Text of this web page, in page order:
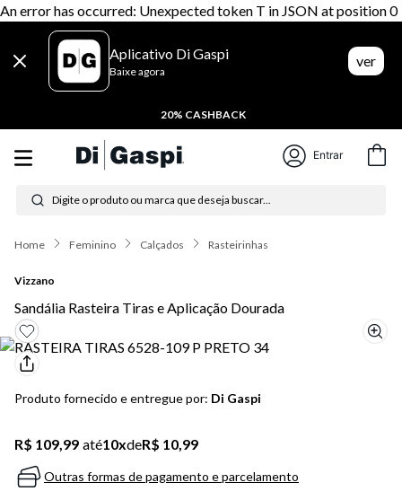
An error has occurred: Unexpected token T in JSON at position 0
Aplicativo Di Gaspi
Baixe agora
ver
20% CASHBACK
Entrar
Digite o produto ou marca que deseja buscar...
Feminino Calçados Rasteirinhas
Vizzano
Sandália Rasteira Tiras e Aplicação Dourada
Produto fornecido e entregue por: Di Gaspi
R$ 109,99 até10xdeR$ 10,99
Outras formas de pagamento e parcelamento
Termos mais buscados
1º tênis feminino
3º moletom
4º tênis masculino
5 º bota
6º sandalia
7º jeans